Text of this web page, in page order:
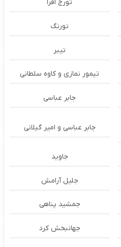
تورج افرا
تورنگ
تیبر
تیمور نمازی و کاوه سلطانی
جابر عباسی
جابر عباسی و امیر گیلانی
جاوید
جلیل آرامش
جمشید پناهی
جهانبخش کرد